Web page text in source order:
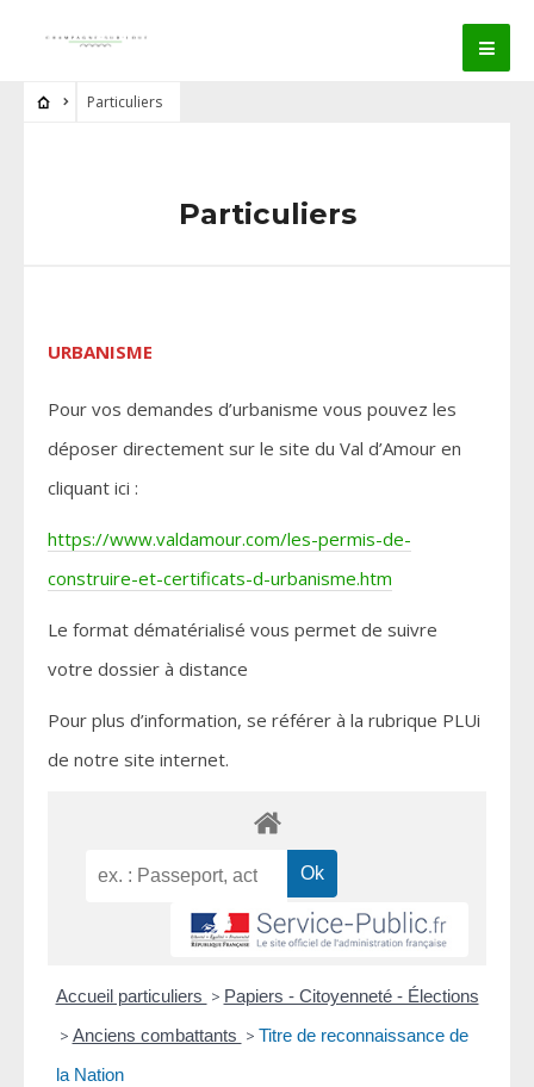
Particuliers
Particuliers
URBANISME
Pour vos demandes d’urbanisme vous pouvez les
déposer directement sur le site du Val d’Amour en
cliquant ici :
https://www.valdamour.com/les-permis-de-
construire-et-certificats-d-urbanisme.htm
Le format dématérialisé vous permet de suivre
votre dossier à distance
Pour plus d’information, se référer à la rubrique PLUi
de notre site internet.
Accueil particuliers > Papiers - Citoyenneté - Élections
> Anciens combattants > Titre de reconnaissance de
la Nation